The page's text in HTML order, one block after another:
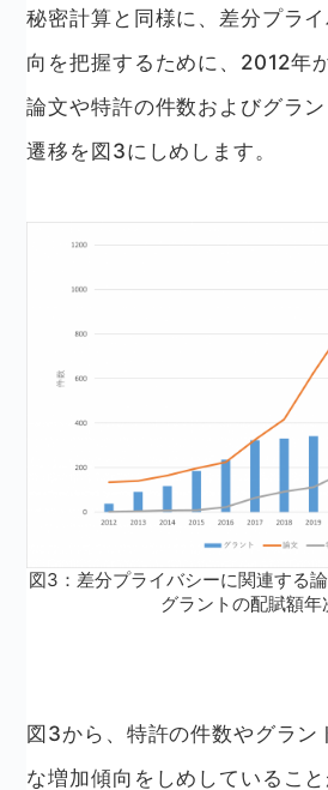
秘密計算と同様に、差分プラ
向を把握するために、2012年
論文や特許の件数およびグラ
遷移を図3にしめします。
図3：差分プライバシーに関連する
グラントの配賦額年
図3から、特許の件数やグラン
な増加傾向をしめしているこ